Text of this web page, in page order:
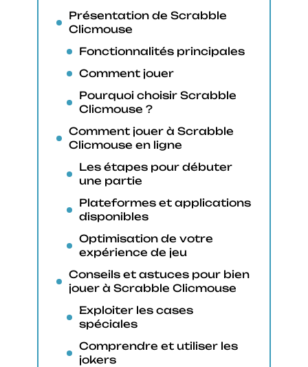
Présentation de Scrabble
Clicmouse
Fonctionnalités principales
Comment jouer
Pourquoi choisir Scrabble
Clicmouse ?
Comment jouer à Scrabble
Clicmouse en ligne
Les étapes pour débuter
une partie
Plateformes et applications
disponibles
Optimisation de votre
expérience de jeu
Conseils et astuces pour bien
jouer à Scrabble Clicmouse
Exploiter les cases
spéciales
Comprendre et utiliser les
jokers